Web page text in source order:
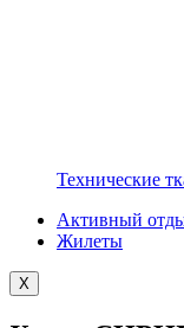
Технические
Активный
Жилеты
X